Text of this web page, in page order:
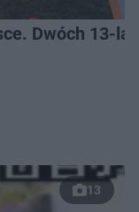
Dwóch 13-
13